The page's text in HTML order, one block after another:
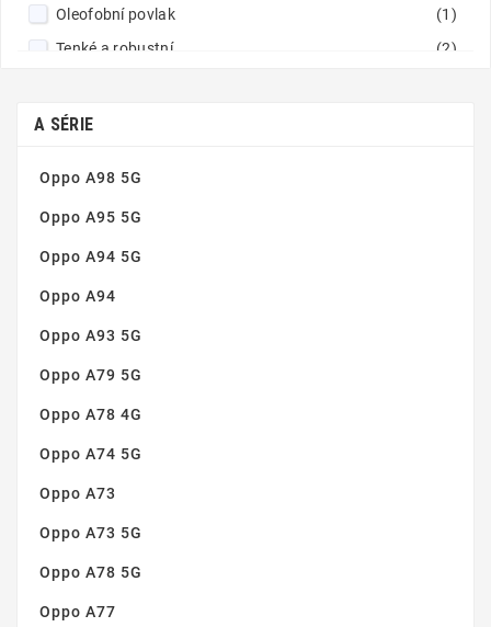
Oleofobní povlak
(1)
Tenké a robustní
(2)
Vynikající čistota obrazu
A SÉRIE
Oppo A98 5G
Oppo A95 5G
Oppo A94 5G
Oppo A94
Oppo A93 5G
Oppo A79 5G
Oppo A78 4G
Oppo A74 5G
Oppo A73
Oppo A73 5G
Oppo A78 5G
Oppo A77